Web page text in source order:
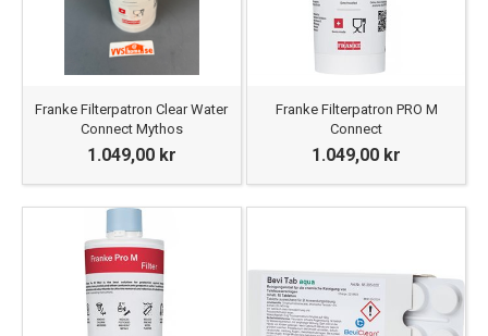
Franke Filterpatron Clear Water
Connect Mythos
1.049,00 kr
Franke Filterpatron PRO M
Connect
1.049,00 kr